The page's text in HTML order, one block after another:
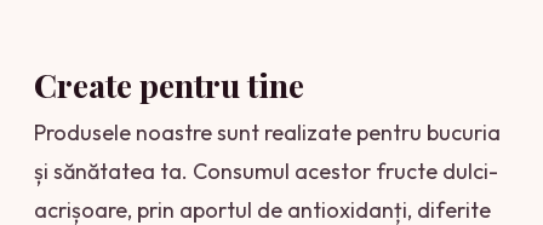
Create pentru tine
Produsele noastre sunt realizate pentru bucuria
și sănătatea ta. Consumul acestor fructe dulci-
acrișoare, prin aportul de antioxidanți, diferite